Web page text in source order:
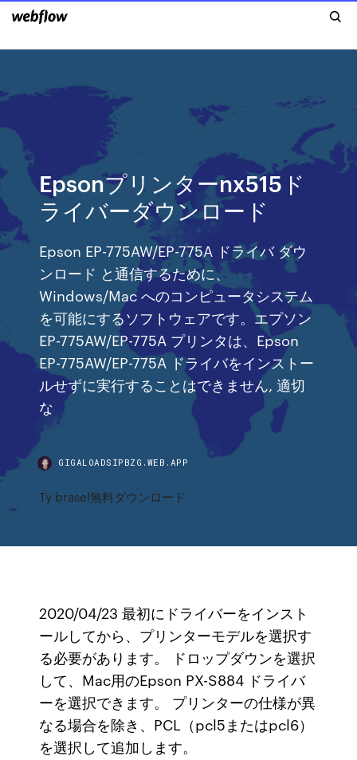
Epsonプリンターnx515ド
ライバーダウンロード
Epson EP-775AW/EP-775A ドライバ ダウ
ンロード と通信するために、
Windows/Mac へのコンピュータシステム
を可能にするソフトウェアです。エプソン
EP-775AW/EP-775A プリンタは、Epson
EP-775AW/EP-775A ドライバをインストー
ルせずに実行することはできません, 適切
な
GIGALOADSIPBZG.WEB.APP
Ty brasel無料ダウンロード
2020/04/23 最初にドライバーをインスト
ールしてから、プリンターモデルを選択す
る必要があります。 ドロップダウンを選択
して、Mac用のEpson PX-S884 ドライバ
ーを選択できます。 プリンターの仕様が異
なる場合を除き、PCL（pcl5またはpcl6）
を選択して追加します。